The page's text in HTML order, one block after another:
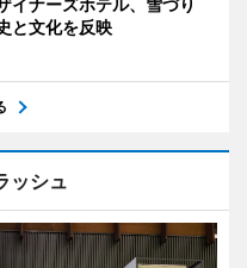
と文化を反映
ッシュ